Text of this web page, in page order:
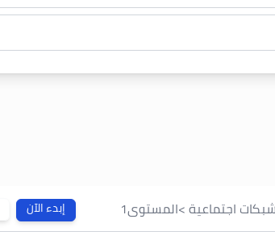
إبدء الآن شبكات اجتماعية>المستوى1